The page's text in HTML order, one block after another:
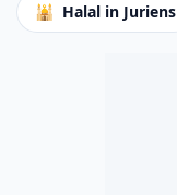
🕌 Halal in Juriens